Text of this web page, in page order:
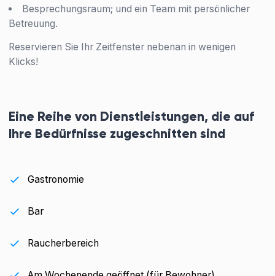
Besprechungsraum; und ein Team mit persönlicher
Betreuung.
Reservieren Sie Ihr Zeitfenster nebenan in wenigen
Klicks!
Eine Reihe von Dienstleistungen, die auf
Ihre Bedürfnisse zugeschnitten sind
Gastronomie
Bar
Raucherbereich